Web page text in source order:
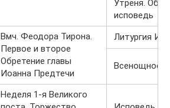
Утреня.
исповедь
Вмч. Феодора Тирона.
Первое и второе
Обретение главы
Иоанна Предтечи
Литургия
Всенощное
Неделя 1-я Великого